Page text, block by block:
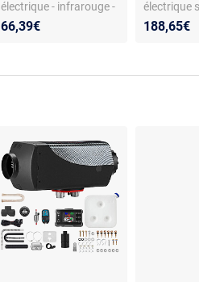
électrique - infrarouge -
mural - 2000 W
66,39€
électrique
IPX4
188,65€